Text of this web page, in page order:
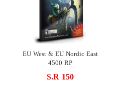
EU West & EU Nordic East
4500 RP
S.R 150